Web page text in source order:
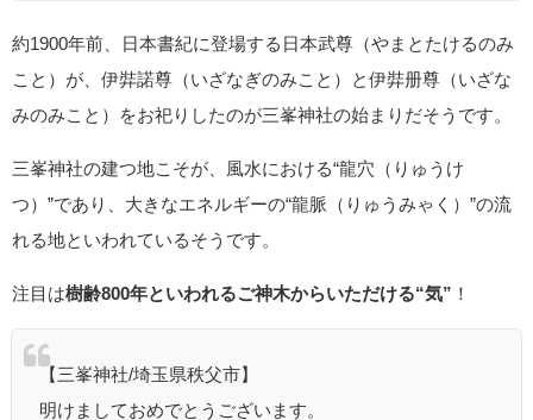
約1900年前、日本書紀に登場する日本武尊（やまとたけるのみ
こと）が、伊弉諾尊（いざなぎのみこと）と伊弉册尊（いざな
みのみこと）をお祀りしたのが三峯神社の始まりだそうです。
三峯神社の建つ地こそが、風水における“龍穴（りゅうけ
つ）”であり、大きなエネルギーの“龍脈（りゅうみゃく）”の流
れる地といわれているそうです。
注目は樹齢800年といわれるご神木からいただける“気” ！
【三峯神社/埼玉県秩父市】
明けましておめでとうございます。